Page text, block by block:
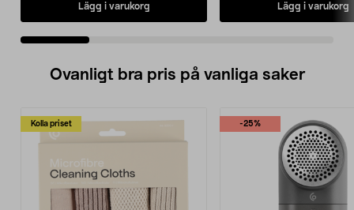
Lägg i varukorg Lägg i varukorg
Ovanligt bra pris på vanliga saker
Kolla priset -25%